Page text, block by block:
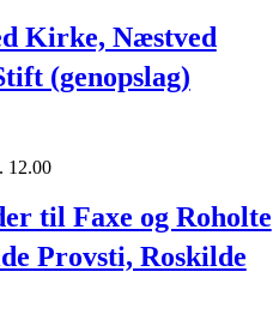
Kirke, Næstved
(genopslag)
12.00
til Faxe og Roholte
Provsti, Roskilde